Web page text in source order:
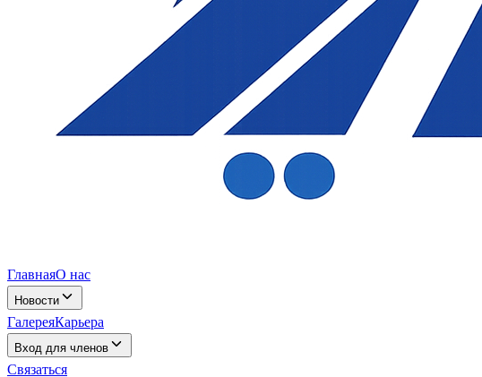
ГлавнаяО нас
Новости
ГалереяКарьера
Вход для членов
Связаться